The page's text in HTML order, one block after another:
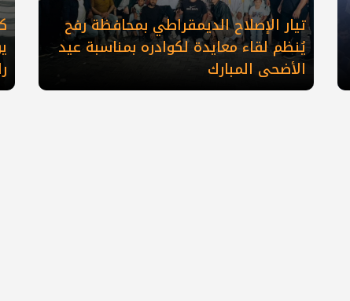
تيار الإصلاح الديمقراطي بمحافظة رفح
يُنظم لقاء معايدة لكوادره بمناسبة عيد
الأضحى المبارك